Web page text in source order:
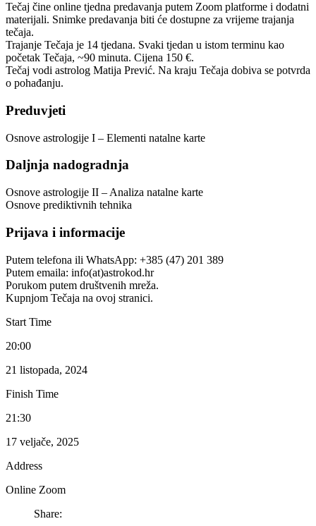
Tečaj čine online tjedna predavanja putem Zoom platforme i dodatni
materijali. Snimke predavanja biti će dostupne za vrijeme trajanja
tečaja.
Trajanje Tečaja je 14 tjedana. Svaki tjedan u istom terminu kao
početak Tečaja, ~90 minuta. Cijena 150 €.
Tečaj vodi astrolog Matija Prević. Na kraju Tečaja dobiva se potvrda
o pohađanju.
Preduvjeti
Osnove astrologije I – Elementi natalne karte
Daljnja nadogradnja
Osnove astrologije II – Analiza natalne karte
Osnove prediktivnih tehnika
Prijava i informacije
Putem telefona ili WhatsApp: +385 (47) 201 389
Putem emaila: info(at)astrokod.hr
Porukom putem društvenih mreža.
Kupnjom Tečaja na ovoj stranici.
Start Time
20:00
21 listopada, 2024
Finish Time
21:30
17 veljače, 2025
Address
Online Zoom
Share: